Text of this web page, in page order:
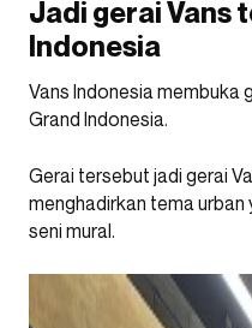
Jadi gerai Vans
Indonesia
Vans Indonesia membuka
Grand Indonesia.
Gerai tersebut jadi gerai
menghadirkan tema
seni mural.